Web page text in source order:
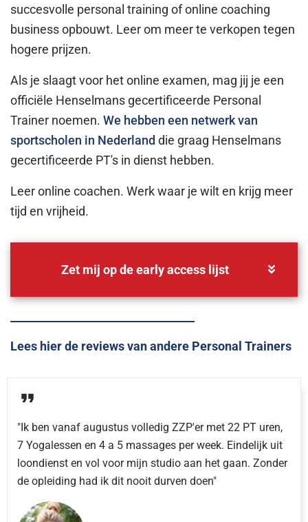
succesvolle personal training of online coaching
business opbouwt. Leer om meer te verkopen tegen
hogere prijzen.
Als je slaagt voor het online examen, mag jij je een
officiële Henselmans gecertificeerde Personal
Trainer noemen. We hebben een netwerk van
sportscholen in Nederland die graag Henselmans
gecertificeerde PT's in dienst hebben.
Leer online coachen. Werk waar je wilt en krijg meer
tijd en vrijheid.
Zet mij op de early access lijst
Lees hier de reviews van andere Personal Trainers
"Ik ben vanaf augustus volledig ZZP'er met 22 PT uren,
7 Yogalessen en 4 a 5 massages per week. Eindelijk uit
loondienst en vol voor mijn studio aan het gaan. Zonder
de opleiding had ik dit nooit durven doen"